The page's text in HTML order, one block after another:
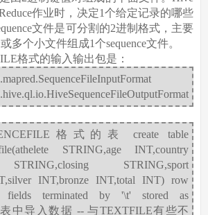
作业时，决定1个给定记录的哪些
文件是可分割的2进制格式，主要
多个小文件组成1个sequence文件。
格式的输入输出包是：
格式的表 create table
STRING,age INT,country
STRING,sport
INT,bronze INT,total INT) row
fields terminated by '\t' stored as
表中导入数据 -- 与TEXTFILE有些不